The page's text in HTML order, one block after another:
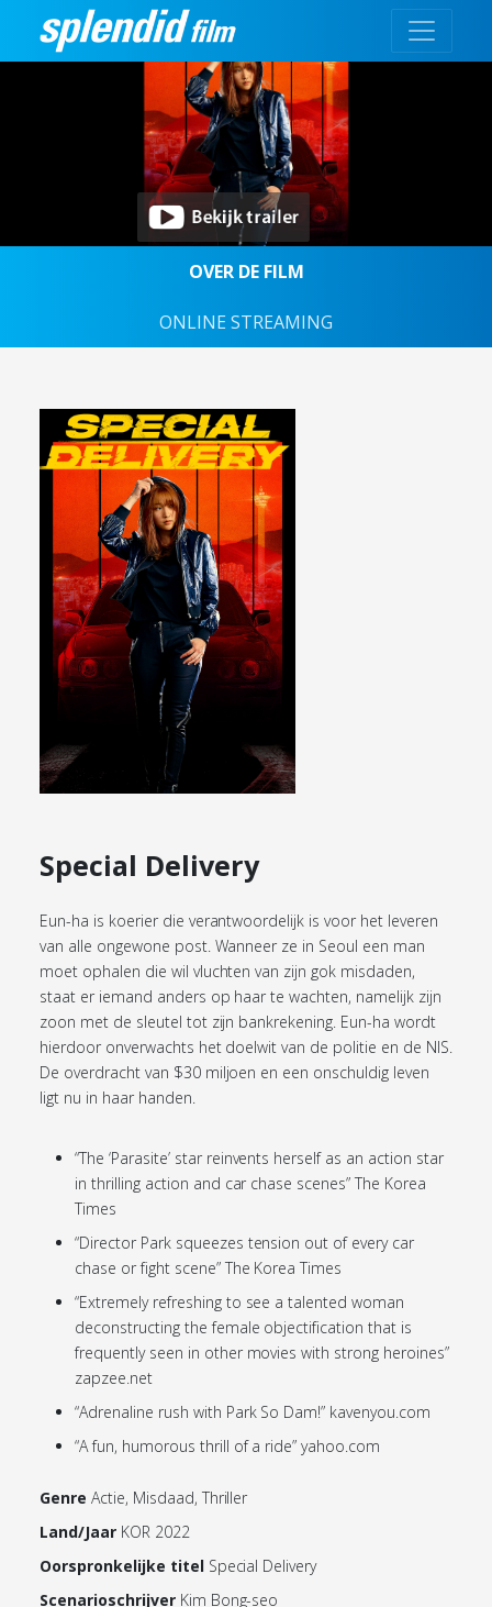
OVER DE FILM
ONLINE STREAMING
Special Delivery
Eun-ha is koerier die verantwoordelijk is voor het leveren
van alle ongewone post. Wanneer ze in Seoul een man
moet ophalen die wil vluchten van zijn gok misdaden,
staat er iemand anders op haar te wachten, namelijk zijn
zoon met de sleutel tot zijn bankrekening. Eun-ha wordt
hierdoor onverwachts het doelwit van de politie en de NIS.
De overdracht van $30 miljoen en een onschuldig leven
ligt nu in haar handen.
“The ‘Parasite’ star reinvents herself as an action star
in thrilling action and car chase scenes” The Korea
Times
“Director Park squeezes tension out of every car
chase or fight scene” The Korea Times
“Extremely refreshing to see a talented woman
deconstructing the female objectification that is
frequently seen in other movies with strong heroines”
zapzee.net
“Adrenaline rush with Park So Dam!” kavenyou.com
“A fun, humorous thrill of a ride” yahoo.com
Genre Actie, Misdaad, Thriller
Land/Jaar KOR 2022
Oorspronkelijke titel Special Delivery
Scenarioschrijver Kim Bong-seo